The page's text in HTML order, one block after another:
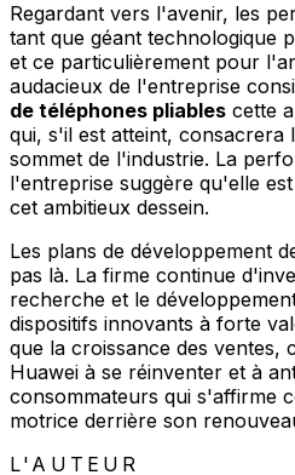
Regardant vers l'avenir, les
tant que géant technologique
et ce particulièrement pour
audacieux de l'entreprise
de téléphones pliables cette
qui, s'il est atteint, consacrera
sommet de l'industrie. La
l'entreprise suggère qu'elle
cet ambitieux dessein.
Les plans de développement
pas là. La firme continue
recherche et le
dispositifs innovants à forte
que la croissance des ventes,
Huawei à se réinventer et à
consommateurs qui s'affirme
motrice derrière son
L'AUTEUR